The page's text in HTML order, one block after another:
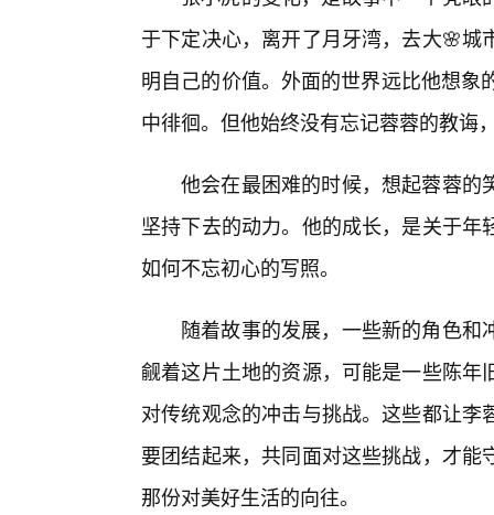
于下定决心，离开了月牙湾，去大🌸
明自己的价值。外面的世界远比他想
中徘徊。但他始终没有忘记蓉蓉的教诲
他会在最困难的时候，想起蓉蓉的
坚持下去的动力。他的成长，是关于
如何不忘初心的写照。
随着故事的发展，一些新的角色
觎着这片土地的资源，可能是一些陈
对传统观念的冲击与挑战。这些都让
要团结起来，共同面对这些挑战，才
那份对美好生活的向往。